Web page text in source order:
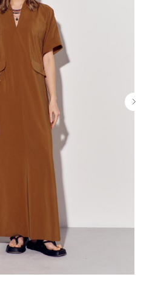
6А-3
6/1, БИК PJCBBY2X
характер. Информация
и не является публичной
либо оформление заказа
у наших партнёров